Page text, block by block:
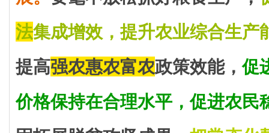
法集成增效，提升农业综合生产
提高强农惠农富农政策效能，促
价格保持在合理水平，促进农民